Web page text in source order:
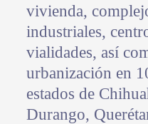
vivienda,
industriales,
vialidades, así
urbanización en
estados de
Durango,